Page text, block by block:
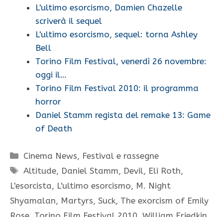
L'ultimo esorcismo, Damien Chazelle
scriverà il sequel
L'ultimo esorcismo, sequel: torna Ashley
Bell
Torino Film Festival, venerdì 26 novembre:
oggi il…
Torino Film Festival 2010: il programma
horror
Daniel Stamm regista del remake 13: Game
of Death
Categorie
Cinema News, Festival e rassegne
Tag
Altitude, Daniel Stamm, Devil, Eli Roth,
L'esorcista, L'ultimo esorcismo, M. Night
Shyamalan, Martyrs, Suck, The exorcism of Emily